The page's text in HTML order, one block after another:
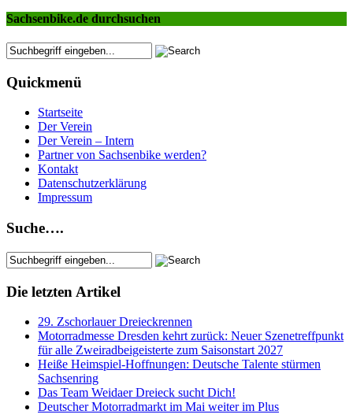
Sachsenbike.de durchsuchen
Quickmenü
Startseite
Der Verein
Der Verein – Intern
Partner von Sachsenbike werden?
Kontakt
Datenschutzerklärung
Impressum
Suche….
Die letzten Artikel
29. Zschorlauer Dreieckrennen
Motorradmesse Dresden kehrt zurück: Neuer Szenetreffpunkt
für alle Zweiradbeigeisterte zum Saisonstart 2027
Heiße Heimspiel-Hoffnungen: Deutsche Talente stürmen
Sachsenring
Das Team Weidaer Dreieck sucht Dich!
Deutscher Motorradmarkt im Mai weiter im Plus